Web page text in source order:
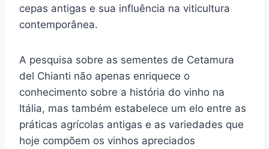
cepas antigas e sua influência na viticultura
contemporânea.
A pesquisa sobre as sementes de Cetamura
del Chianti não apenas enriquece o
conhecimento sobre a história do vinho na
Itália, mas também estabelece um elo entre as
práticas agrícolas antigas e as variedades que
hoje compõem os vinhos apreciados